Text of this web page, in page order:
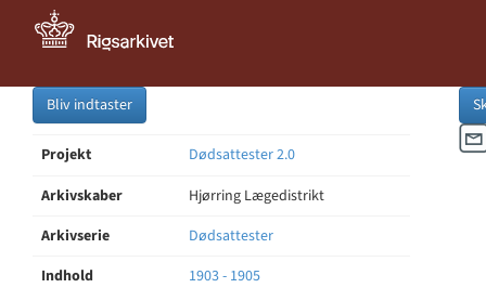
Bliv indtaster
Projekt
Dødsattester 2.0
Arkivskaber
Hjørring Lægedistrikt
Arkivserie
Dødsattester
Indhold
1903 - 1905